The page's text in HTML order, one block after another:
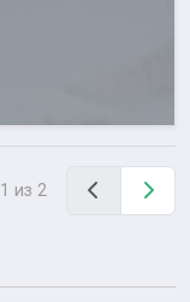
из 2 Назад